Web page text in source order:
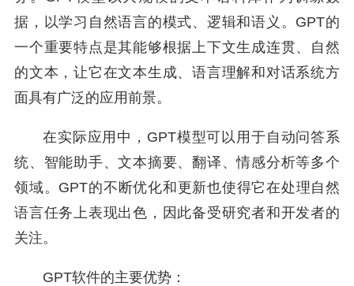
据，以学习自然语言的模式、逻辑和语义。GPT的
一个重要特点是其能够根据上下文生成连贯、自然
的文本，让它在文本生成、语言理解和对话系统方
面具有广泛的应用前景。
在实际应用中，GPT模型可以用于自动问答系
统、智能助手、文本摘要、翻译、情感分析等多个
领域。GPT的不断优化和更新也使得它在处理自然
语言任务上表现出色，因此备受研究者和开发者的
关注。
GPT软件的主要优势：